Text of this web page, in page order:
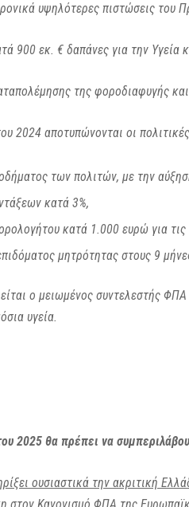
υψηλότερες πιστώσεις
900 εκ. € δαπάνες για την Υγεία
της φοροδιαφυγής
2024 αποτυπώνονται οι
των πολιτών, με την
κατά 3%,
κατά 1.000 ευρώ για τις
μητρότητας στους 9
ο μειωμένος συντελεστής
υγεία.
2025 θα πρέπει να
ουσιαστικά την ακριτική